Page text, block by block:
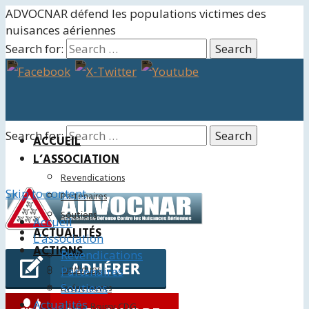
ADVOCNAR défend les populations victimes des
nuisances aériennes
Search for:
Search for:
ACCUEIL
L’ASSOCIATION
Revendications
Partenaires
Soutiens
ACTUALITÉS
ACTIONS
Juridiques
Événements
Skip to content
Accueil
L’association
Revendications
Partenaires
Soutiens
Actualités